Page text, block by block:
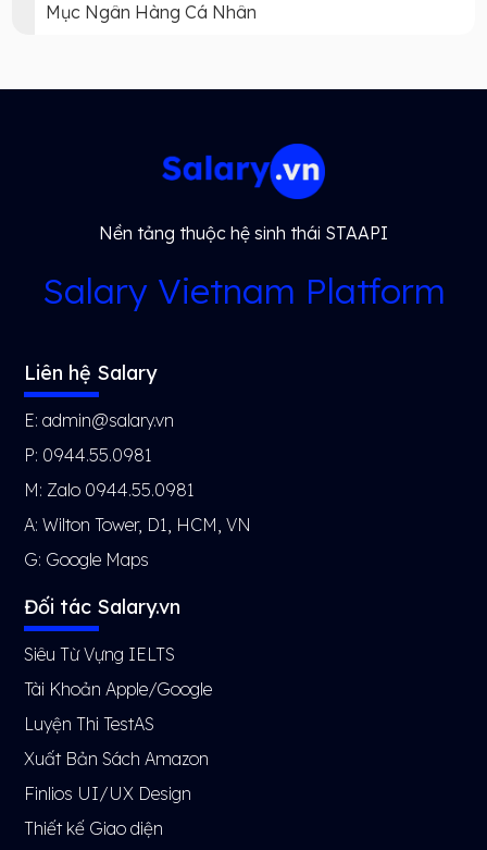
Mục Ngân Hàng Cá Nhân
Nền tảng thuộc hệ sinh thái STAAPI
Salary Vietnam Platform
Liên hệ Salary
E: admin@salary.vn
P: 0944.55.0981
M: Zalo 0944.55.0981
A: Wilton Tower, D1, HCM, VN
G: Google Maps
Đối tác Salary.vn
Siêu Từ Vựng IELTS
Tài Khoản Apple/Google
Luyện Thi TestAS
Xuất Bản Sách Amazon
Finlios UI/UX Design
Thiết kế Giao diện